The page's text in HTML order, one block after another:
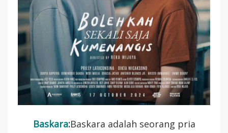
Baskara:Baskara adalah seorang pria